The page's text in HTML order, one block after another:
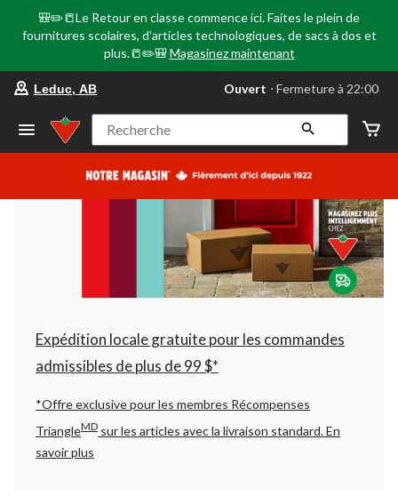
🎒✏️📒Le Retour en classe commence ici. Faites le plein de
fournitures scolaires, d'articles technologiques, de sacs à dos et
plus.📒✏️🎒 Magasinez maintenant
votre
préféré
Leduc,
AB,
courament
Fermeture
à
22:00
cliquer
pour
changer
Leduc, AB Ouvert ⋅ Fermeture à 22:00
Recherche
Expédition locale gratuite pour les commandes
admissibles de plus de 99 $*
*Offre exclusive pour les membres Récompenses
TriangleMD sur les articles avec la livraison standard.En
savoir plus